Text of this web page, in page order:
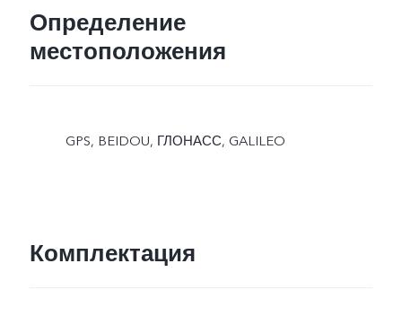
Определение
местоположения
GPS, BEIDOU, ГЛОНАСС, GALILEO
Комплектация